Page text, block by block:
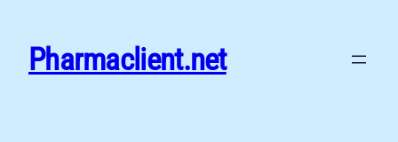
springen
Pharmaclient.net